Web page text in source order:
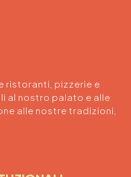
ristoranti, pizzerie e
al nostro palato e alle
alle nostre tradizioni,